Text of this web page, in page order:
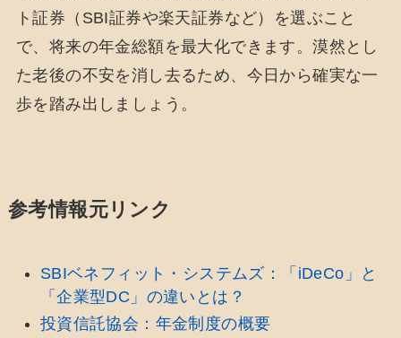
ト証券（SBI証券や楽天証券など）を選ぶこと
で、将来の年金総額を最大化できます。漠然とし
た老後の不安を消し去るため、今日から確実な一
歩を踏み出しましょう。
参考情報元リンク
SBIベネフィット・システムズ：「iDeCo」と
「企業型DC」の違いとは？
投資信託協会：年金制度の概要